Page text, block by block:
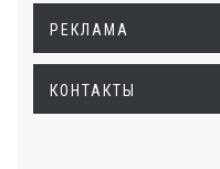
РЕКЛАМА
КОНТАКТЫ